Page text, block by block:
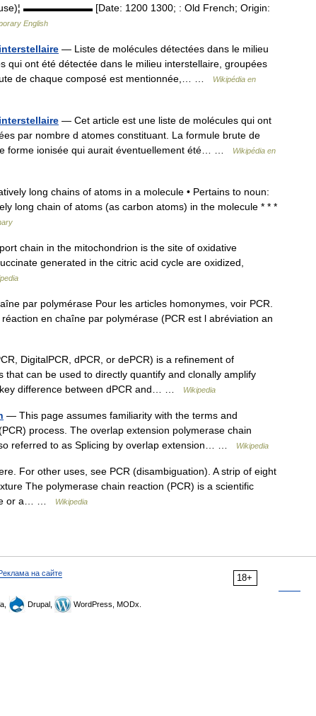
▬▬▬▬▬▬▬ [Date: 1200 1300; : Old French; Origin:
English
— Liste de molécules détectées dans le milieu
qui ont été détectée dans le milieu interstellaire, groupées
de chaque composé est mentionnée,… …
Wikipédia en
— Cet article est une liste de molécules qui ont
par nombre d atomes constituant. La formule brute de
forme ionisée qui aurait éventuellement été… …
Wikipédia en
long chains of atoms in a molecule • Pertains to noun:
long chain of atoms (as carbon atoms) in the molecule * * *
chain in the mitochondrion is the site of oxidative
generated in the citric acid cycle are oxidized,
par polymérase Pour les articles homonymes, voir PCR.
en chaîne par polymérase (PCR est l abréviation an
DigitalPCR, dPCR, or dePCR) is a refinement of
can be used to directly quantify and clonally amplify
key difference between dPCR and… …
Wikipedia
— This page assumes familiarity with the terms and
process. The overlap extension polymerase chain
referred to as Splicing by overlap extension… …
Wikipedia
For other uses, see PCR (disambiguation). A strip of eight
The polymerase chain reaction (PCR) is a scientific
or a… …
Wikipedia
18+
на сайте
Drupal, WordPress, MODx.